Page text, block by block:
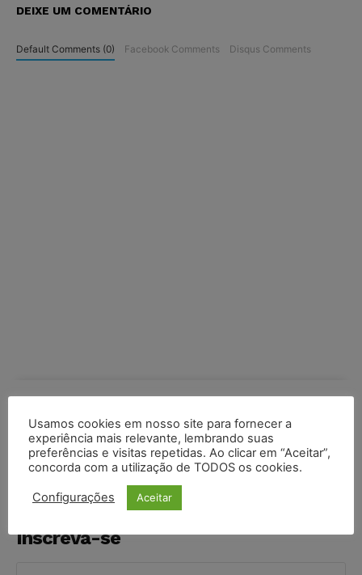
DEIXE UM COMENTÁRIO
Default Comments (0) Facebook Comments Disqus Comments
Inscreva-se
Usamos cookies em nosso site para fornecer a
experiência mais relevante, lembrando suas
preferências e visitas repetidas. Ao clicar em “Aceitar”,
concorda com a utilização de TODOS os cookies.
Configurações Aceitar